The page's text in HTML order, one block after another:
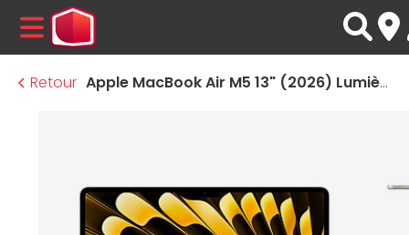
MENU
Retour
Apple MacBook Air M5 13" (2026) Lumière stellaire 24 Go / 2 To (MDHD4FN/A-2TB)